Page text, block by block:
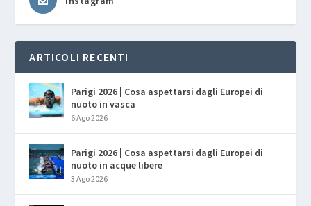
ARTICOLI RECENTI
Parigi 2026 | Cosa aspettarsi dagli Europei di
nuoto in vasca
6 Ago 2026
Parigi 2026 | Cosa aspettarsi dagli Europei di
nuoto in acque libere
3 Ago 2026